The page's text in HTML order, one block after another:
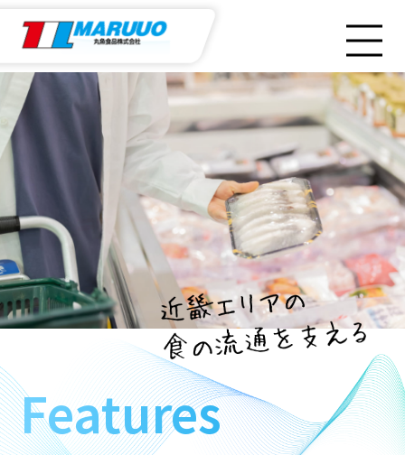
企業情報
丸魚食品の特徴
取扱い商品
取扱い仕入先
お知らせ
Features